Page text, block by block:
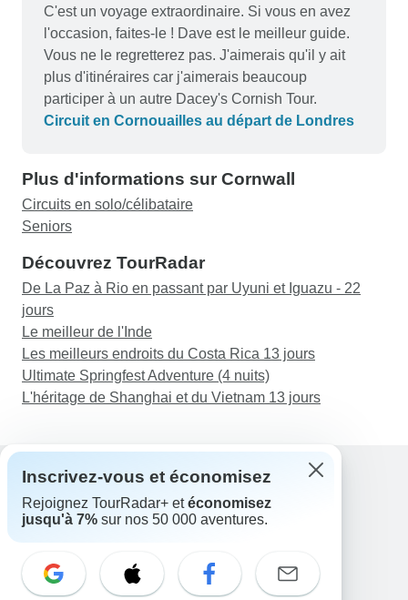
C'est un voyage extraordinaire. Si vous en avez
l'occasion, faites-le ! Dave est le meilleur guide.
Vous ne le regretterez pas. J'aimerais qu'il y ait
plus d'itinéraires car j'aimerais beaucoup
participer à un autre Dacey's Cornish Tour.
Circuit en Cornouailles au départ de Londres
Plus d'informations sur Cornwall
Circuits en solo/célibataire
Seniors
Découvrez TourRadar
De La Paz à Rio en passant par Uyuni et Iguazu - 22
jours
Le meilleur de l'Inde
Les meilleurs endroits du Costa Rica 13 jours
Ultimate Springfest Adventure (4 nuits)
L'héritage de Shanghai et du Vietnam 13 jours
Assistance
Contactez-nous
E-mail: support@tourradar.com
Sélectionnez la langue
Inscrivez-vous et économisez
Rejoignez TourRadar+ etéconomisez
jusqu'à 7% sur nos 50 000 aventures.